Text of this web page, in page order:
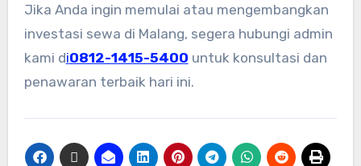
Jika Anda ingin memulai atau mengembangkan
investasi sewa di Malang, segera hubungi admin
kami di0812-1415-5400 untuk konsultasi dan
penawaran terbaik hari ini.